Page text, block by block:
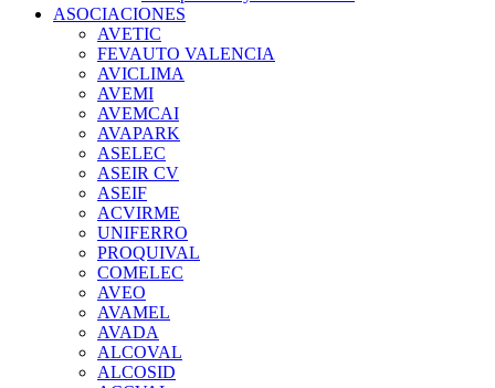
ASOCIACIONES
AVETIC
FEVAUTO VALENCIA
AVICLIMA
AVEMI
AVEMCAI
AVAPARK
ASELEC
ASEIR CV
ASEIF
ACVIRME
UNIFERRO
PROQUIVAL
COMELEC
AVEO
AVAMEL
AVADA
ALCOVAL
ALCOSID